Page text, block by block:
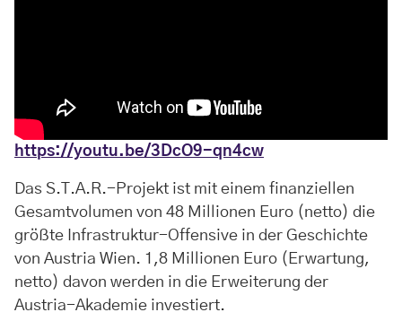
https://youtu.be/3DcO9-qn4cw
Das S.T.A.R.-Projekt ist mit einem finanziellen
Gesamtvolumen von 48 Millionen Euro (netto) die
größte Infrastruktur-Offensive in der Geschichte
von Austria Wien. 1,8 Millionen Euro (Erwartung,
netto) davon werden in die Erweiterung der
Austria-Akademie investiert.